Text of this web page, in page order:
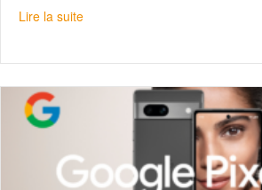
Lire la suiteabout Téléphonie satellite :